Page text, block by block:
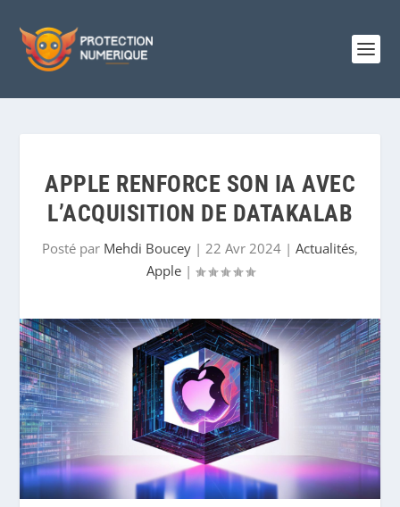
APPLE RENFORCE SON IA AVEC
L’ACQUISITION DE DATAKALAB
Posté par Mehdi Boucey | 22 Avr 2024 | Actualités,
Apple|